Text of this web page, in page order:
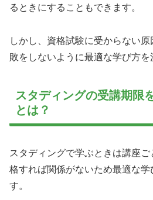
るときにすることもできます。
しかし、資格試験に受からない
敗をしないように最適な学び方を
スタディングの受講期限
とは？
スタディングで学ぶときは講座
格すれば関係がないため最適な
す。